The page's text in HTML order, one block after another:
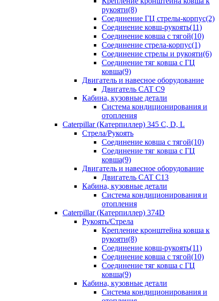
рукояти(8)
Соединение ГЦ стрелы-корпус(2)
Соединение ковш-рукоять(11)
Соединение ковша с тягой(10)
Соединение стрела-корпус(1)
Соединение стрелы и рукояти(6)
Соединение тяг ковша с ГЦ
ковша(9)
Двигатель и навесное оборудование
Двигатель CAT C9
Кабина, кузовные детали
Система кондиционирования и
отопления
Caterpillar (Катерпиллер) 345 C, D, L
Стрела/Рукоять
Соединение ковша с тягой(10)
Соединение тяг ковша с ГЦ
ковша(9)
Двигатель и навесное оборудование
Двигатель CAT C13
Кабина, кузовные детали
Система кондиционирования и
отопления
Caterpillar (Катерпиллер) 374D
Рукоять/Стрела
Крепление кронштейна ковша к
рукояти(8)
Соединение ковш-рукоять(11)
Соединение ковша с тягой(10)
Соединение тяг ковша с ГЦ
ковша(9)
Кабина, кузовные детали
Система кондиционирования и